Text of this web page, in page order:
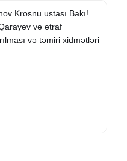
Krosnu ustası Bakı!
və ətraf
və təmiri xidmətləri